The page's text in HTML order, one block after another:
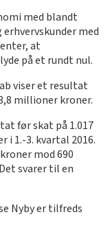
med blandt
med
at
på et rundt nul.
viser et resultat
millioner kroner.
før skat på 1.017
1.-3. kvartal 2016.
mod 690
svarer til en
Nyby er tilfreds